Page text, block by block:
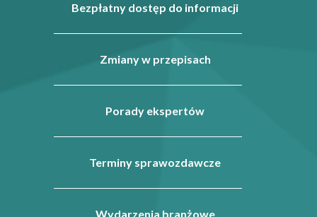
Bezpłatny dostęp do informacji
Zmiany w przepisach
Porady ekspertów
Terminy sprawozdawcze
Wydarzenia branżowe